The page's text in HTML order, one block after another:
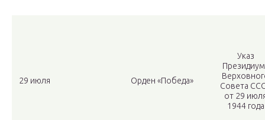
29 июля Орден «Победа»
Указ
Совета
от 29
1944 года